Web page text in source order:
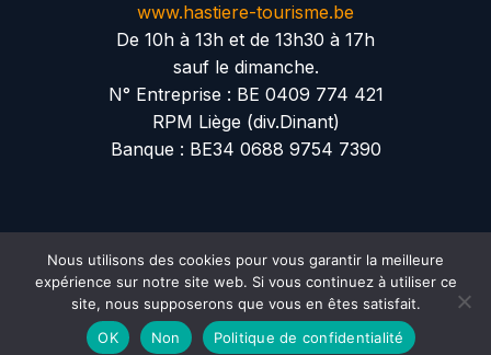
www.hastiere-tourisme.be
De 10h à 13h et de 13h30 à 17h
sauf le dimanche.
N° Entreprise : BE 0409 774 421
RPM Liège (div.Dinant)
Banque : BE34 0688 9754 7390
Création Somweb
Termes et RGPD Contact
Nous utilisons des cookies pour vous garantir la meilleure
expérience sur notre site web. Si vous continuez à utiliser ce
site, nous supposerons que vous en êtes satisfait.
OK
Non Politique de confidentialité